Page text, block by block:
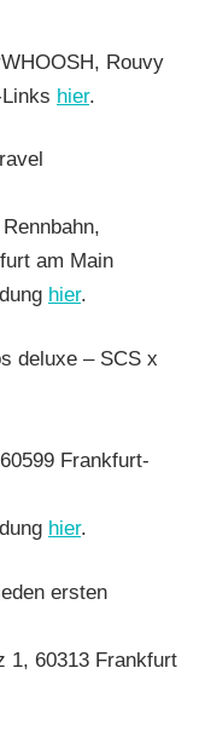
Rouvy
hier.
am Main
hier.
deluxe – SCS x
Frankfurt-
hier.
ersten
1, 60313 Frankfurt